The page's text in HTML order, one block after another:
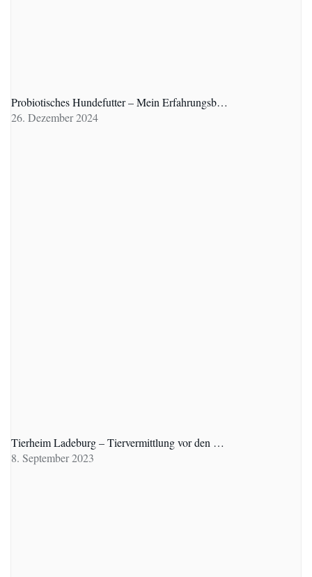
Probiotisches Hundefutter – Mein Erfahrungsb…
26. Dezember 2024
Tierheim Ladeburg – Tiervermittlung vor den …
8. September 2023